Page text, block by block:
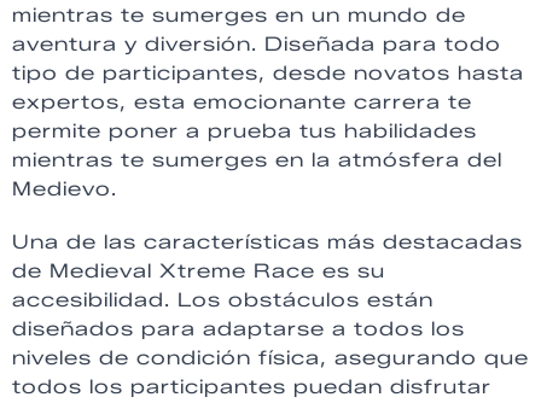
mientras te sumerges en un mundo de
aventura y diversión. Diseñada para todo
tipo de participantes, desde novatos hasta
expertos, esta emocionante carrera te
permite poner a prueba tus habilidades
mientras te sumerges en la atmósfera del
Medievo.
Una de las características más destacadas
de Medieval Xtreme Race es su
accesibilidad. Los obstáculos están
diseñados para adaptarse a todos los
niveles de condición física, asegurando que
todos los participantes puedan disfrutar